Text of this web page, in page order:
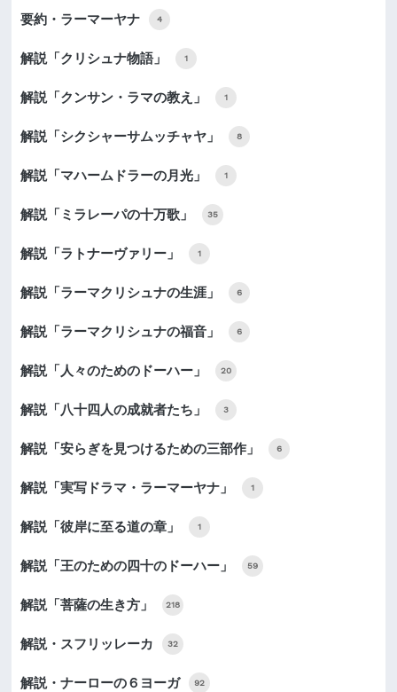
要約・ラーマーヤナ 4
解説「クリシュナ物語」 1
解説「クンサン・ラマの教え」 1
解説「シクシャーサムッチャヤ」 8
解説「マハームドラーの月光」 1
解説「ミラレーパの十万歌」 35
解説「ラトナーヴァリー」 1
解説「ラーマクリシュナの生涯」 6
解説「ラーマクリシュナの福音」 6
解説「人々のためのドーハー」 20
解説「八十四人の成就者たち」 3
解説「安らぎを見つけるための三部作」 6
解説「実写ドラマ・ラーマーヤナ」 1
解説「彼岸に至る道の章」 1
解説「王のための四十のドーハー」 59
解説「菩薩の生き方」 218
解説・スフリッレーカ 32
解説・ナーローの６ヨーガ 92